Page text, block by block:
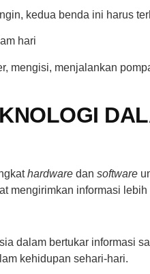
kedua benda ini harus
hari
mengisi, menjalankan
hardware dan software
mengirimkan informasi
dalam bertukar informasi
kehidupan sehari-hari.